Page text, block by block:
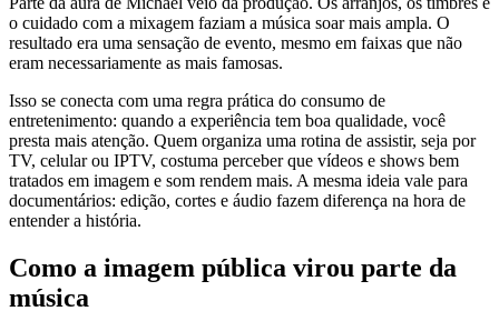
o cuidado com a mixagem faziam a música soar mais ampla. O
resultado era uma sensação de evento, mesmo em faixas que não
eram necessariamente as mais famosas.
Isso se conecta com uma regra prática do consumo de
entretenimento: quando a experiência tem boa qualidade, você
presta mais atenção. Quem organiza uma rotina de assistir, seja por
TV, celular ou IPTV, costuma perceber que vídeos e shows bem
tratados em imagem e som rendem mais. A mesma ideia vale para
documentários: edição, cortes e áudio fazem diferença na hora de
entender a história.
Como a imagem pública virou parte da
música